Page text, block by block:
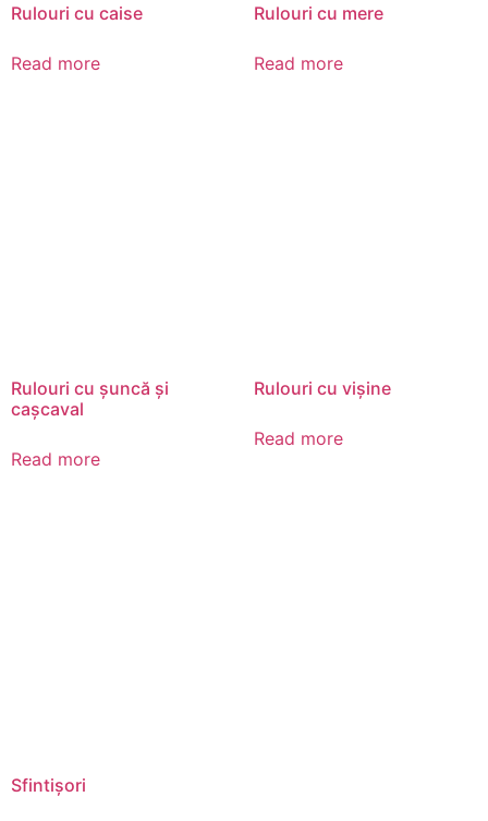
Rulouri cu caise
Read more
Rulouri cu mere
Read more
Rulouri cu șuncă și
cașcaval
Read more
Rulouri cu vișine
Read more
Sfintișori